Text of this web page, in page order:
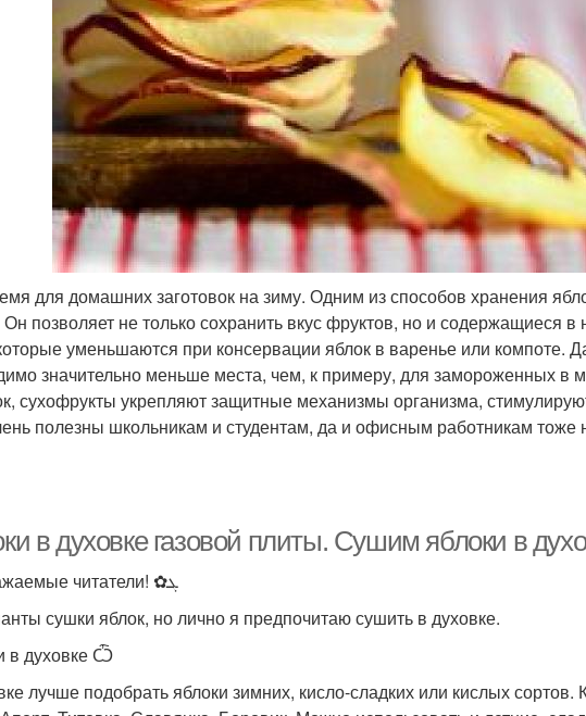
для домашних заготовок на зиму. Одним из способов хранения
позволяет не только сохранить вкус фруктов, но и содержащиеся
уменьшаются при консервации яблок в варенье или компоте.
значительно меньше места, чем, к примеру, для замороженных в
сухофрукты укрепляют защитные механизмы организма,
полезны школьникам и студентам, да и офисным работникам
в духовке газовой плиты. Сушим яблоки в
Здравствуйте Уважаемые читатели! ✿ܓ
сушки яблок, но лично я предпочитаю сушить в духовке.
в духовке Ѽ
лучше подобрать яблоки зимних, кисло-сладких или кислых сортов.